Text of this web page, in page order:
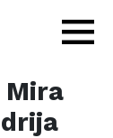
Mira